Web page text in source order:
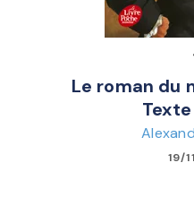
Le roman du
19/